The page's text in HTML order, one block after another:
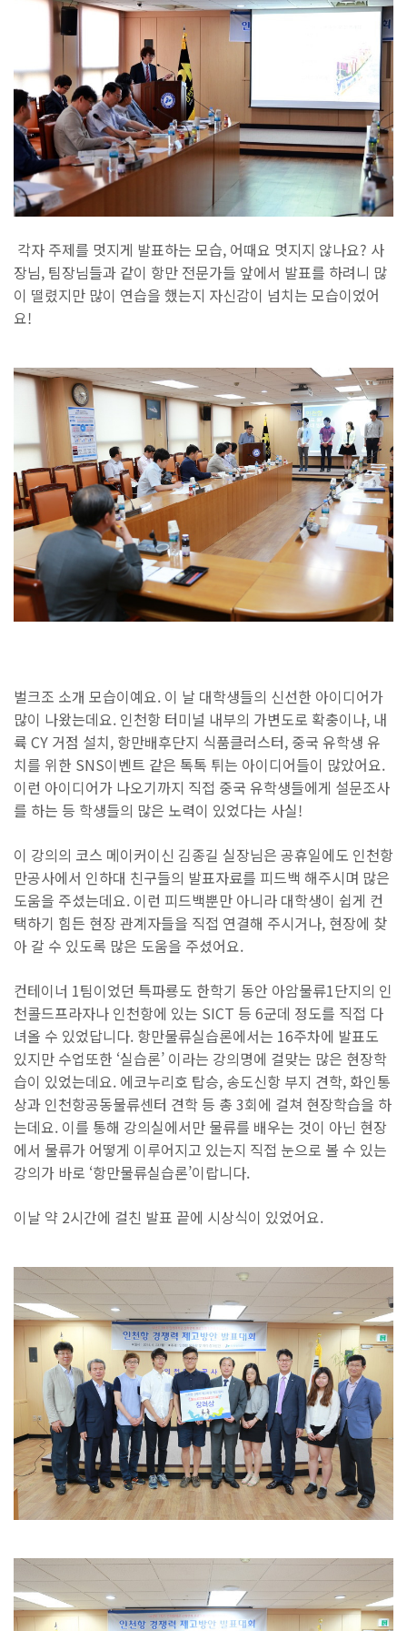
각자 주제를 멋지게 발표하는 모습, 어때요 멋지지 않나요? 사
장님, 팀장님들과 같이 항만 전문가들 앞에서 발표를 하려니 많
이 떨렸지만 많이 연습을 했는지 자신감이 넘치는 모습이었어
요!
벌크조 소개 모습이예요. 이 날 대학생들의 신선한 아이디어가
많이 나왔는데요. 인천항 터미널 내부의 가변도로 확충이나, 내
륙 CY 거점 설치, 항만배후단지 식품클러스터, 중국 유학생 유
치를 위한 SNS이벤트 같은 톡톡 튀는 아이디어들이 많았어요.
이런 아이디어가 나오기까지 직접 중국 유학생들에게 설문조사
를 하는 등 학생들의 많은 노력이 있었다는 사실!
이 강의의 코스 메이커이신 김종길 실장님은 공휴일에도 인천항
만공사에서 인하대 친구들의 발표자료를 피드백 해주시며 많은
도움을 주셨는데요. 이런 피드백뿐만 아니라 대학생이 쉽게 컨
택하기 힘든 현장 관계자들을 직접 연결해 주시거나, 현장에 찾
아 갈 수 있도록 많은 도움을 주셨어요.
컨테이너 1팀이었던 특파룡도 한학기 동안 아암물류1단지의 인
천콜드프라자나 인천항에 있는 SICT 등 6군데 정도를 직접 다
녀올 수 있었답니다. 항만물류실습론에서는 16주차에 발표도
있지만 수업또한 ‘실습론’ 이라는 강의명에 걸맞는 많은 현장학
습이 있었는데요. 에코누리호 탑승, 송도신항 부지 견학, 화인통
상과 인천항공동물류센터 견학 등 총 3회에 걸쳐 현장학습을 하
는데요. 이를 통해 강의실에서만 물류를 배우는 것이 아닌 현장
에서 물류가 어떻게 이루어지고 있는지 직접 눈으로 볼 수 있는
강의가 바로 ‘항만물류실습론’이랍니다.
이날 약 2시간에 걸친 발표 끝에 시상식이 있었어요.